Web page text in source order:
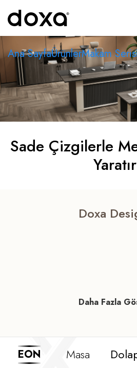
Ana SayfaÜrünlerMakam
Sade Çizgilerle
Yaratır
Doxa
Daha Fazla
EON Masa